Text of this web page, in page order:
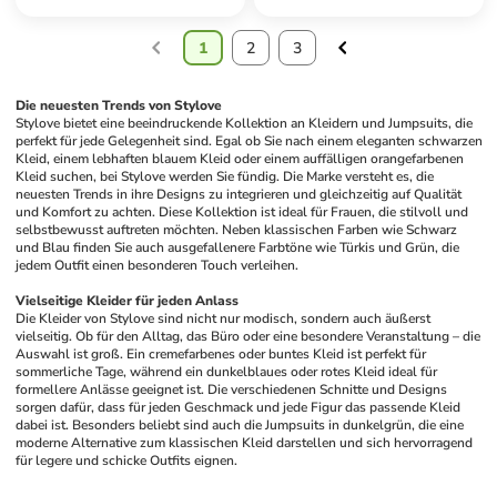
1 2 3
Die neuesten Trends von Stylove
Stylove bietet eine beeindruckende Kollektion an Kleidern und Jumpsuits, die
perfekt für jede Gelegenheit sind. Egal ob Sie nach einem eleganten schwarzen
Kleid, einem lebhaften blauem Kleid oder einem auffälligen orangefarbenen
Kleid suchen, bei Stylove werden Sie fündig. Die Marke versteht es, die
neuesten Trends in ihre Designs zu integrieren und gleichzeitig auf Qualität
und Komfort zu achten. Diese Kollektion ist ideal für Frauen, die stilvoll und
selbstbewusst auftreten möchten. Neben klassischen Farben wie Schwarz
und Blau finden Sie auch ausgefallenere Farbtöne wie Türkis und Grün, die
jedem Outfit einen besonderen Touch verleihen.
Vielseitige Kleider für jeden Anlass
Die Kleider von Stylove sind nicht nur modisch, sondern auch äußerst
vielseitig. Ob für den Alltag, das Büro oder eine besondere Veranstaltung – die
Auswahl ist groß. Ein cremefarbenes oder buntes Kleid ist perfekt für
sommerliche Tage, während ein dunkelblaues oder rotes Kleid ideal für
formellere Anlässe geeignet ist. Die verschiedenen Schnitte und Designs
sorgen dafür, dass für jeden Geschmack und jede Figur das passende Kleid
dabei ist. Besonders beliebt sind auch die Jumpsuits in dunkelgrün, die eine
moderne Alternative zum klassischen Kleid darstellen und sich hervorragend
für legere und schicke Outfits eignen.